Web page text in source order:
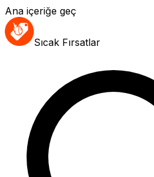
Ana içeriğe geç
Sıcak Fırsatlar